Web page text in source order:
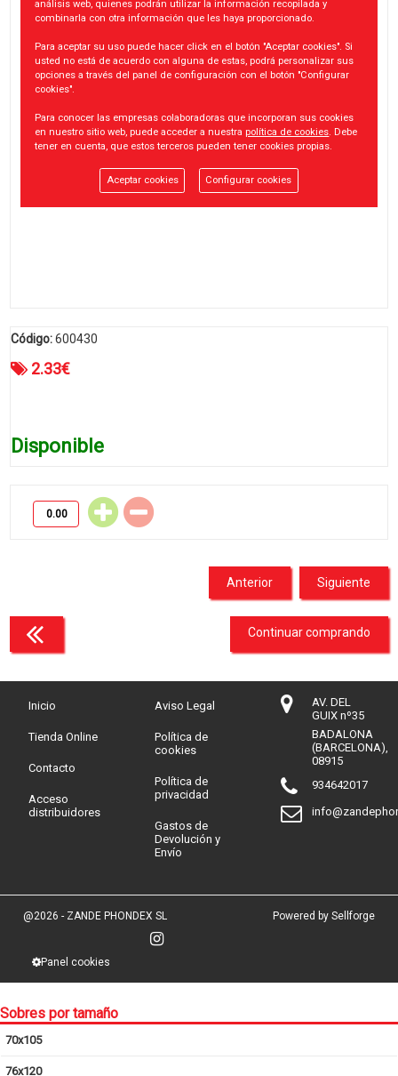
Código:600430
2.33€
Disponible
Siguiente
Anterior
Continuar comprando
Inicio
Tienda Online
Contacto
Acceso
distribuidores
Aviso Legal
Política de
cookies
Política de
privacidad
Gastos de
Devolución y
Envío
AV. DEL
GUIX nº35
BADALONA
(BARCELONA),
08915
934642017
@2026 - ZANDE PHONDEX SL
Panel cookies
Powered by Sellforge
Sobres por tamaño
70x105
76x120
análisis web, quienes podrán utilizar la información recopilada y
combinarla con otra información que les haya proporcionado.
Para aceptar su uso puede hacer click en el botón "Aceptar cookies". Si
usted no está de acuerdo con alguna de estas, podrá personalizar sus
opciones a través del panel de configuración con el botón "Configurar
cookies".
Para conocer las empresas colaboradoras que incorporan sus cookies
en nuestro sitio web, puede acceder a nuestra política de cookies. Debe
tener en cuenta, que estos terceros pueden tener cookies propias.
Aceptar cookies Configurar cookies